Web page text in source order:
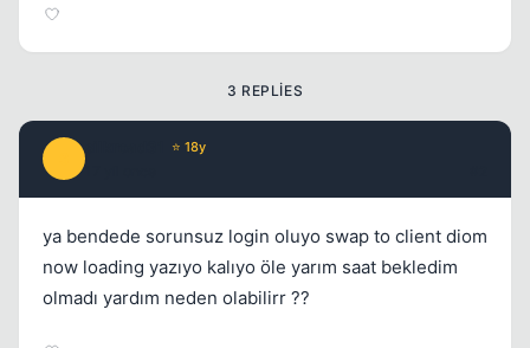
3 REPLIES
⭐ 18y
ya bendede sorunsuz login oluyo swap to client diom
now loading yazıyo kalıyo öle yarım saat bekledim
olmadı yardım neden olabilirr ??